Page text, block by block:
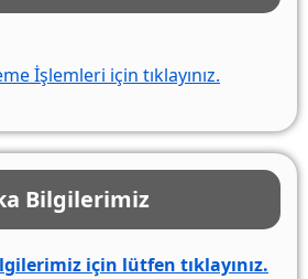
İşlemleri için tıklayınız.
Bilgilerimiz
için lütfen tıklayınız.